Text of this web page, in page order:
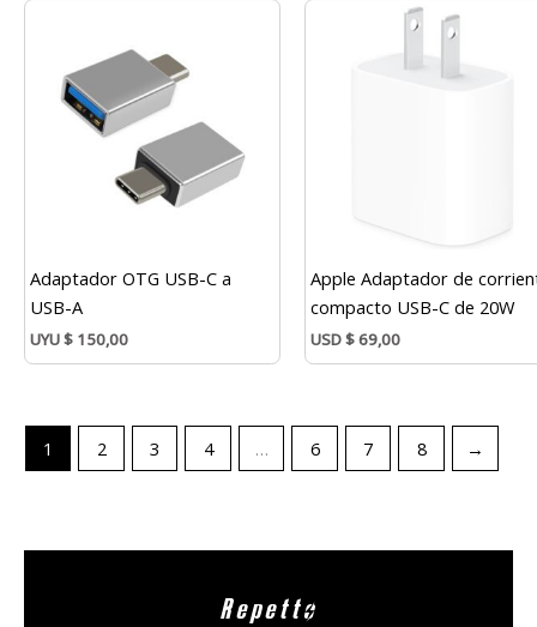
Adaptador OTG USB-C a
USB-A
UYU$ 150,00
Apple Adaptador de
compacto USB-C de 20W
USD$69,00
1 2 3 4 … 6 7 8 →
Repetto